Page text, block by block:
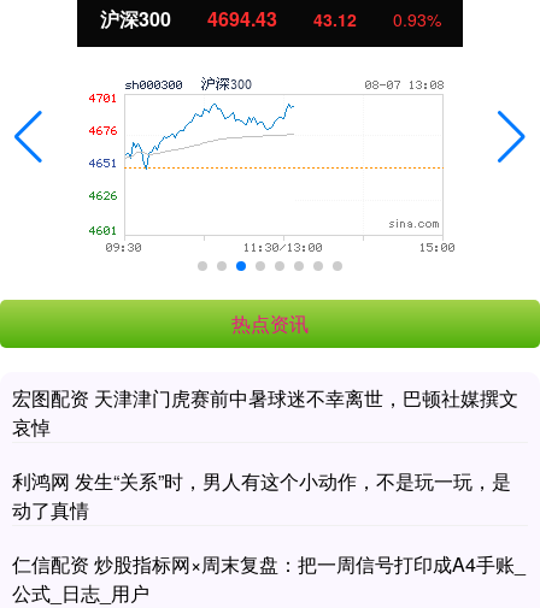
沪深300 4694.43 43.12 0.93%
热点资讯
宏图配资 天津津门虎赛前中暑球迷不幸离世，巴顿社媒撰文
哀悼
利鸿网 发生“关系”时，男人有这个小动作，不是玩一玩，是
动了真情
仁信配资 炒股指标网×周末复盘：把一周信号打印成A4手账_
公式_日志_用户